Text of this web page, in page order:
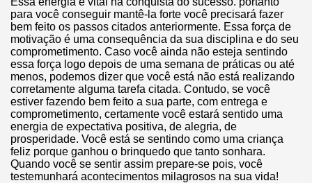
para você conseguir mantê-la forte você precisará fazer
bem feito os passos citados anteriormente. Essa força de
motivação é uma consequência da sua disciplina e do seu
comprometimento. Caso você ainda não esteja sentindo
essa força logo depois de uma semana de práticas ou até
menos, podemos dizer que você está não está realizando
corretamente alguma tarefa citada. Contudo, se você
estiver fazendo bem feito a sua parte, com entrega e
comprometimento, certamente você estará sentido uma
energia de expectativa positiva, de alegria, de
prosperidade. Você está se sentindo como uma criança
feliz porque ganhou o brinquedo que tanto sonhara.
Quando você se sentir assim prepare-se pois, você
testemunhará acontecimentos milagrosos na sua vida!